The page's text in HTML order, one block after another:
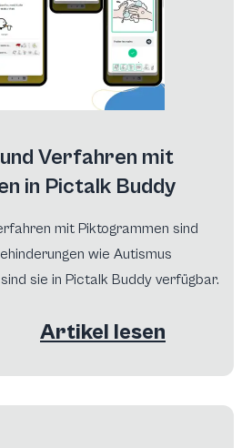
Verfahren mit
in Pictalk Buddy
mit Piktogrammen sind
wie Autismus
sie in Pictalk Buddy verfügbar.
Artikel lesen